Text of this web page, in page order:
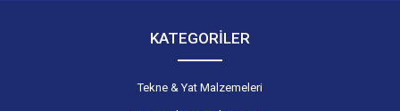
KATEGORİLER
Tekne & Yat Malzemeleri